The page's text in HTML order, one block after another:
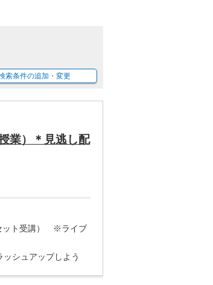
索条件の追加・変更
業）＊見逃し配
ット受講） ※ライブ
シュアップしよう